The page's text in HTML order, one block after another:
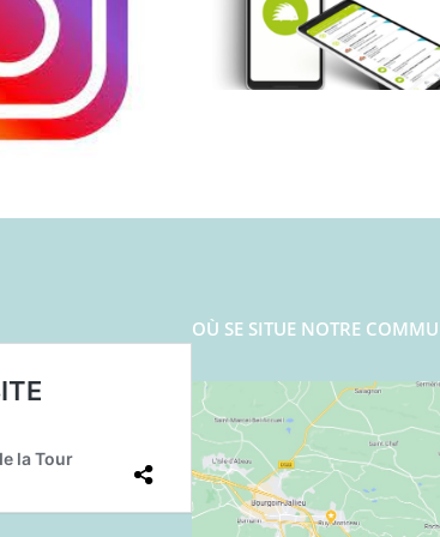
OÙ SE SITUE NOTRE